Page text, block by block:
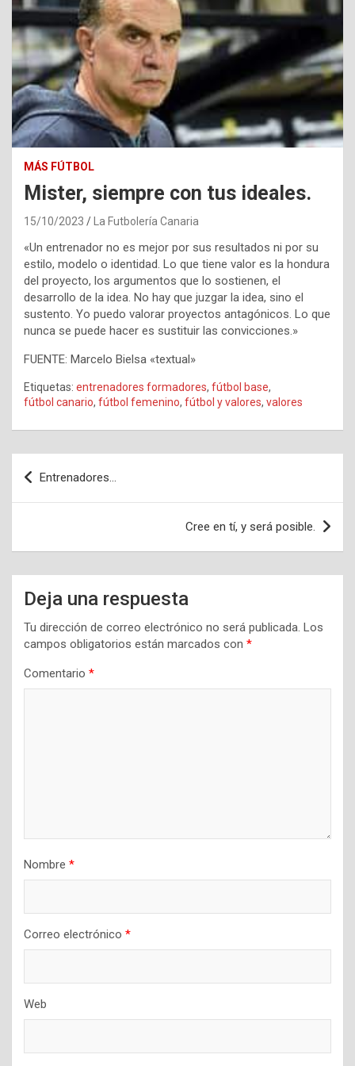
MÁS FÚTBOL
Mister, siempre con tus ideales.
15/10/2023 La Futbolería Canaria
«Un entrenador no es mejor por sus resultados ni por su
estilo, modelo o identidad. Lo que tiene valor es la hondura
del proyecto, los argumentos que lo sostienen, el
desarrollo de la idea. No hay que juzgar la idea, sino el
sustento. Yo puedo valorar proyectos antagónicos. Lo que
nunca se puede hacer es sustituir las convicciones.»
FUENTE: Marcelo Bielsa «textual»
Etiquetas: entrenadores formadores, fútbol base,
fútbol canario, fútbol femenino, fútbol y valores, valores
Navegación
de
Entrenadores…
Cree en tí, y será posible.
Deja una respuesta
Tu dirección de correo electrónico no será publicada. Los
campos obligatorios están marcados con *
Comentario *
Nombre *
Correo electrónico *
Web